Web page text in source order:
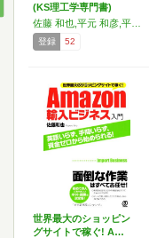
(KS理工学専門書)
登録 52
世界最大のショッピン
グサイトで稼ぐ! A…